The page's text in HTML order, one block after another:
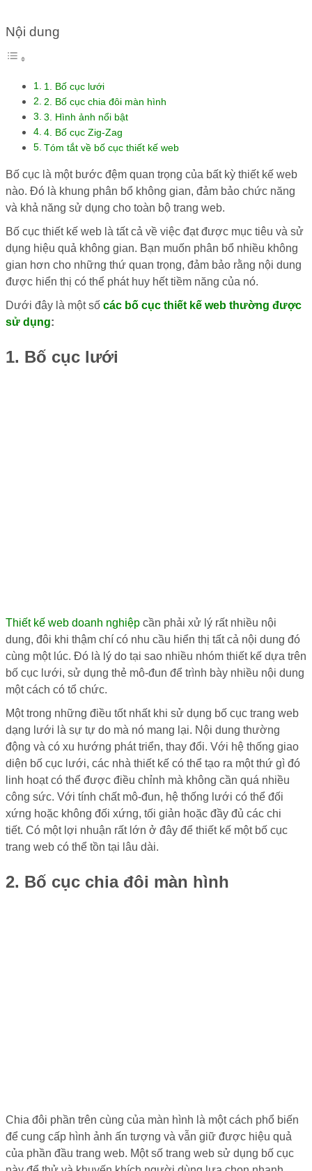
Nội dung
1. Bố cục lưới
2. Bố cục chia đôi màn hình
3. Hình ảnh nổi bật
4. Bố cục Zig-Zag
Tóm tắt về bố cục thiết kế web
Bố cục là một bước đệm quan trọng của bất kỳ thiết kế web
nào. Đó là khung phân bổ không gian, đảm bảo chức năng
và khả năng sử dụng cho toàn bộ trang web.
Bố cục thiết kế web là tất cả về việc đạt được mục tiêu và sử
dụng hiệu quả không gian. Bạn muốn phân bổ nhiều không
gian hơn cho những thứ quan trọng, đảm bảo rằng nội dung
được hiển thị có thể phát huy hết tiềm năng của nó.
Dưới đây là một số các bố cục thiết kế web thường được
sử dụng:
1. Bố cục lưới
Thiết kế web doanh nghiệp cần phải xử lý rất nhiều nội
dung, đôi khi thậm chí có nhu cầu hiển thị tất cả nội dung đó
cùng một lúc. Đó là lý do tại sao nhiều nhóm thiết kế dựa trên
bố cục lưới, sử dụng thẻ mô-đun để trình bày nhiều nội dung
một cách có tổ chức.
Một trong những điều tốt nhất khi sử dụng bố cục trang web
dạng lưới là sự tự do mà nó mang lại. Nội dung thường
động và có xu hướng phát triển, thay đổi. Với hệ thống giao
diện bố cục lưới, các nhà thiết kế có thể tạo ra một thứ gì đó
linh hoạt có thể được điều chỉnh mà không cần quá nhiều
công sức. Với tính chất mô-đun, hệ thống lưới có thể đối
xứng hoặc không đối xứng, tối giản hoặc đầy đủ các chi
tiết. Có một lợi nhuận rất lớn ở đây để thiết kế một bố cục
trang web có thể tồn tại lâu dài.
2. Bố cục chia đôi màn hình
Chia đôi phần trên cùng của màn hình là một cách phổ biến
để cung cấp hình ảnh ấn tượng và vẫn giữ được hiệu quả
của phần đầu trang web. Một số trang web sử dụng bố cục